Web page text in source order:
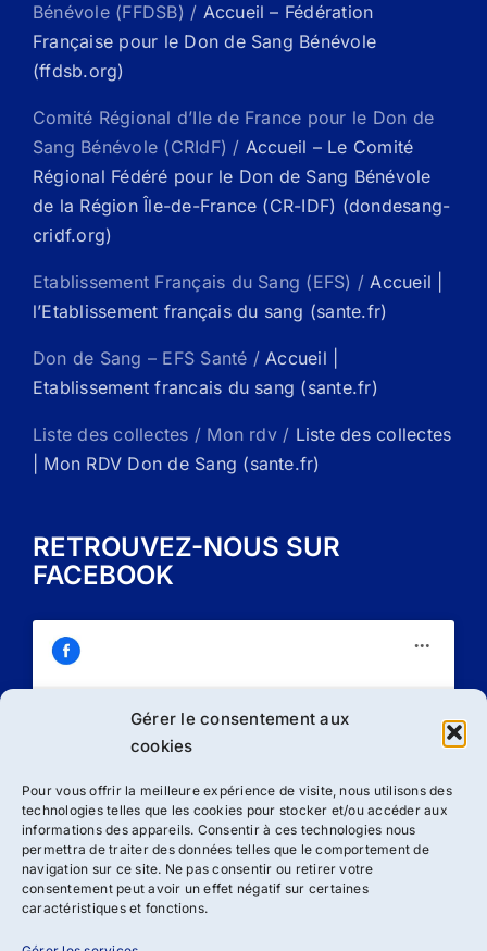
Gérer le consentement aux
cookies
Pour vous offrir la meilleure expérience de visite, nous utilisons des
technologies telles que les cookies pour stocker et/ou accéder aux
informations des appareils. Consentir à ces technologies nous
permettra de traiter des données telles que le comportement de
navigation sur ce site. Ne pas consentir ou retirer votre
consentement peut avoir un effet négatif sur certaines
caractéristiques et fonctions.
Bénévole (FFDSB) / Accueil – Fédération
Française pour le Don de Sang Bénévole
(ffdsb.org)
Comité Régional d’Ile de France pour le Don de
Sang Bénévole (CRIdF) / Accueil – Le Comité
Régional Fédéré pour le Don de Sang Bénévole
de la Région Île-de-France (CR-IDF) (dondesang-
cridf.org)
Etablissement Français du Sang (EFS) /Accueil |
l’Etablissement français du sang (sante.fr)
Don de Sang – EFS Santé /Accueil |
Etablissement francais du sang (sante.fr)
Liste des collectes / Mon rdv / Liste des collectes
| Mon RDV Don de Sang (sante.fr)
RETROUVEZ-NOUS SUR
FACEBOOK
Cliquez sur « J’accepte » pour activer
J’accepte